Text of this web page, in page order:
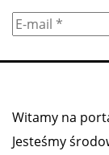
Witamy na
Jesteśmy